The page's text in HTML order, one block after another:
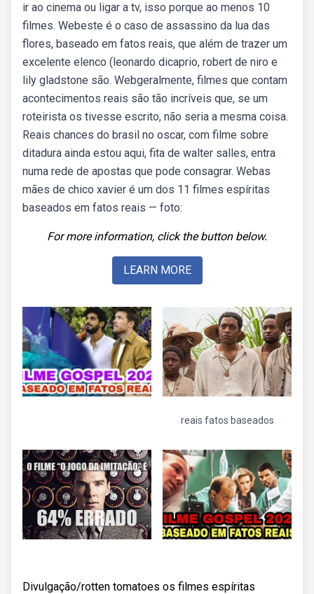
ir ao cinema ou ligar a tv, isso porque ao menos 10
filmes. Webeste é o caso de assassino da lua das
flores, baseado em fatos reais, que além de trazer um
excelente elenco (leonardo dicaprio, robert de niro e
lily gladstone são. Webgeralmente, filmes que contam
acontecimentos reais são tão incríveis que, se um
roteirista os tivesse escrito, não seria a mesma coisa.
Reais chances do brasil no oscar, com filme sobre
ditadura ainda estou aqui, fita de walter salles, entra
numa rede de apostas que pode consagrar. Webas
mães de chico xavier é um dos 11 filmes espíritas
baseados em fatos reais — foto:
For more information, click the button below.
LEARN MORE
reais fatos baseados
Divulgação/rotten tomatoes os filmes espíritas